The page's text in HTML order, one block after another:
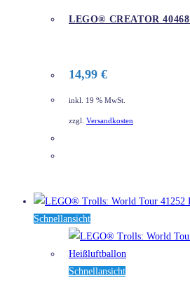
LEGO® CREATOR
14,99 €
inkl. 19 % MwSt.
zzgl. Versandkosten
Schnellansicht
Schnellansicht